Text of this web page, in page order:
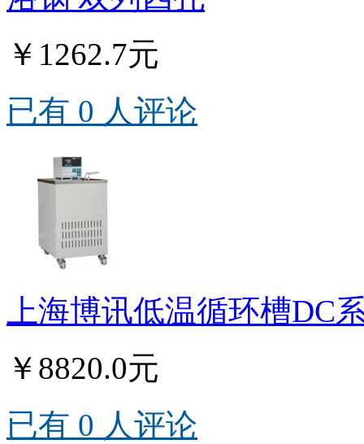
￥1262.7元
已有 0 人评论
上海博讯低温循环槽DC
￥8820.0元
已有 0 人评论